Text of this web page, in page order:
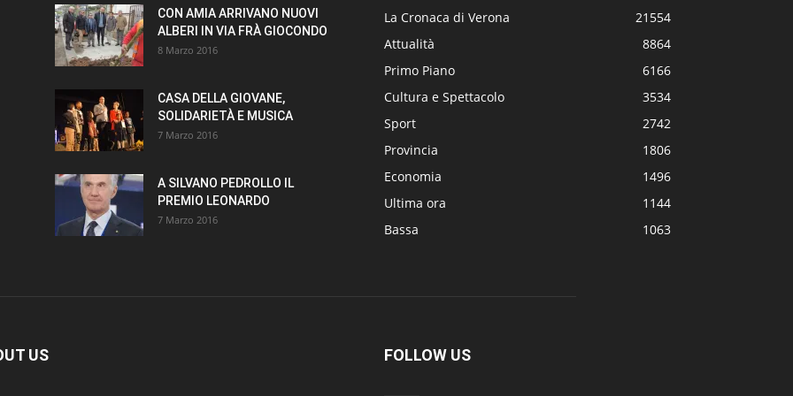
CON AMIA ARRIVANO NUOVI
ALBERI IN VIA FRÀ GIOCONDO
8 Marzo 2016
CASA DELLA GIOVANE,
SOLIDARIETÀ E MUSICA
7 Marzo 2016
A SILVANO PEDROLLO IL
PREMIO LEONARDO
7 Marzo 2016
La Cronaca di Verona
21554
Attualità
8864
Primo Piano
6166
Cultura e Spettacolo
3534
Sport
2742
Provincia
1806
Economia
1496
Ultima ora
1144
Bassa
1063
US FOLLOW US